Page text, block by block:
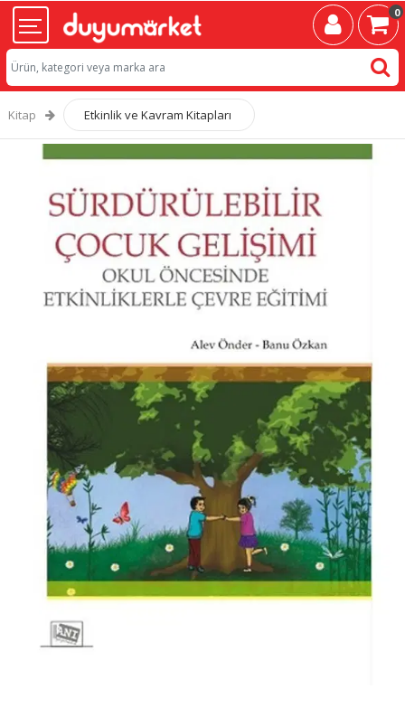
0
Kitap Etkinlik ve Kavram Kitapları